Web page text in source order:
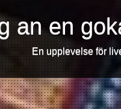
an en
En upplevelse för